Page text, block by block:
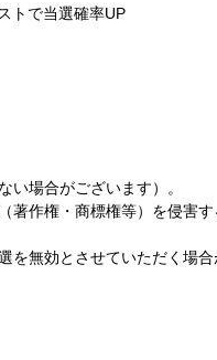
トで当選確率UP
場合がございます）。
作権・商標権等）を侵害
無効とさせていただく場合